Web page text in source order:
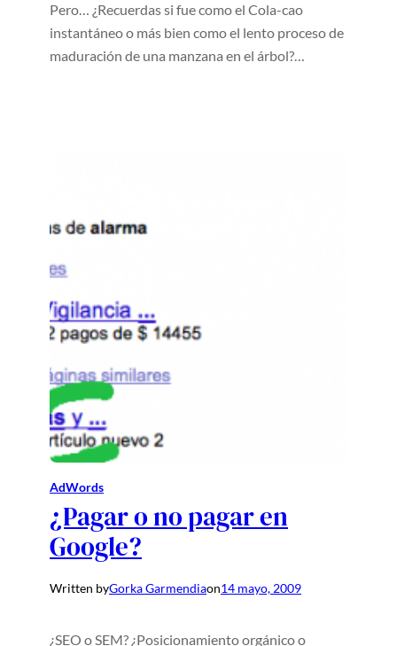
Pero… ¿Recuerdas si fue como el Cola-cao
instantáneo o más bien como el lento proceso de
maduración de una manzana en el árbol?…
AdWords
¿Pagar o no pagar en
Google?
Written byGorka Garmendiaon14 mayo, 2009
¿SEO o SEM? ¿Posicionamiento orgánico o